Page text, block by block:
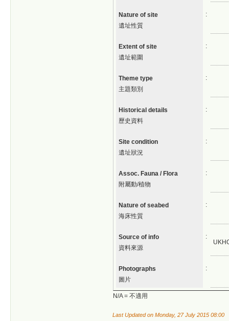
Nature of site
遺址性質
:
Extent of site
遺址範圍
:
Theme type
主題類別
:
Historical details
歷史資料
:
Site condition
遺址狀況
:
Assoc. Fauna / Flora
附屬動/植物
:
Nature of seabed
海床性質
:
Source of info
資料來源
:
Photographs
圖片
:
N/A = 不適用
Last Updated on Monday, 27 July 2015 08:00